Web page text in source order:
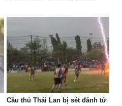
Cầu thủ Thái Lan bị sét đánh tử